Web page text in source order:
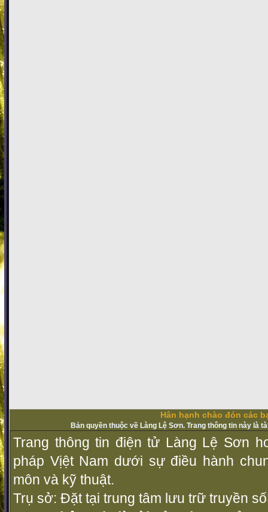
Hân hạnh chào đón các
Bản quyền thuộc về Làng Lệ Sơn. Trang thông tin này là
Trang thông tin điện tử Làng Lệ Sơn
pháp Vịệt Nam dưới sự điều hành
môn và kỹ thuật.
Trụ sở: Đặt tại trung tâm lưu trữ truyền